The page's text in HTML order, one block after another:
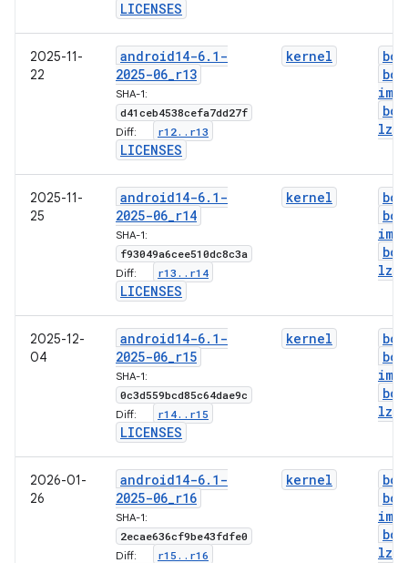
LICENSES
2025-11-
22
android14-6. 1-
2025-06_r13
SHA-1:
d41ceb4538cefa7dd27f
Diff: r12. . r13
LICENSES
kernel
img
lz4
2025-11-
25
android14-6. 1-
2025-06_r14
SHA-1:
f93049a6cee510dc8c3a
Diff: r13 . . r14
LICENSES
kernel
img
lz4
2025-12-
04
android14-6. 1-
2025-06_r15
SHA-1:
0c3d559bcd85c64dae9c
Diff: r14. . r15
LICENSES
kernel
img
lz4
2026-01-
26
android14-6. 1-
2025-06_r16
SHA-1:
2ecae636cf9be43fdfe0
Diff: r15 . . r16
kernel
img
lz4